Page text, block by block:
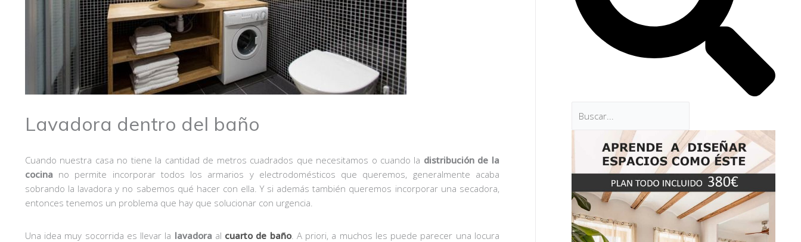
Lavadora dentro del baño
Cuando nuestra casa no tiene la cantidad de metros cuadrados que necesitamos o cuando la distribución de la
cocina no permite incorporar todos los armarios y electrodomésticos que queremos, generalmente acaba
sobrando la lavadora y no sabemos qué hacer con ella. Y si además también queremos incorporar una secadora,
entonces tenemos un problema que hay que solucionar con urgencia.
Una idea muy socorrida es llevar la lavadora al cuarto de baño. A priori, a muchos les puede parecer una locura